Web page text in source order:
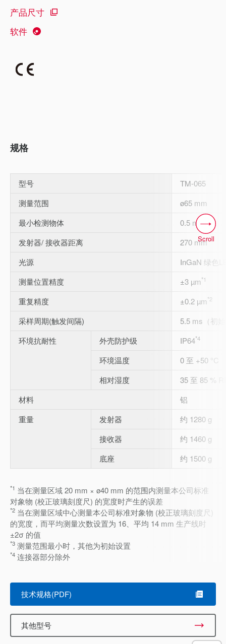
产品尺寸
软件
规格
型号
TM-065
测量范围
ø65 mm
最小检测物体
0.5 mm
发射器/ 接收器距离
270 mm
光源
InGaN 绿色
测量位置精度
±3 µm*1
重复精度 ±0.2 µm*2
采样周期(触发间隔)
5.5 ms（初
环境抗耐性
外壳防护级 IP64*4
环境温度
0 至 +50 °C
相对湿度
35 至 85 %
材料
铝
重量
发射器
约 1280 g
接收器
约 1460 g
底座
约 1500 g
*1 当在测量区域 20 mm × ø40 mm 的范围内测量本公司标准
对象物 (校正玻璃刻度尺) 的宽度时产生的误差
*2 当在测量区域中心测量本公司标准对象物 (校正玻璃刻度尺)
的宽度，而平均测量次数设置为 16、平均 14 mm 生产线时
±2σ 的值
*3 测量范围最小时，其他为初始设置
*4 连接器部分除外
Scroll
技术规格(PDF)
其他型号